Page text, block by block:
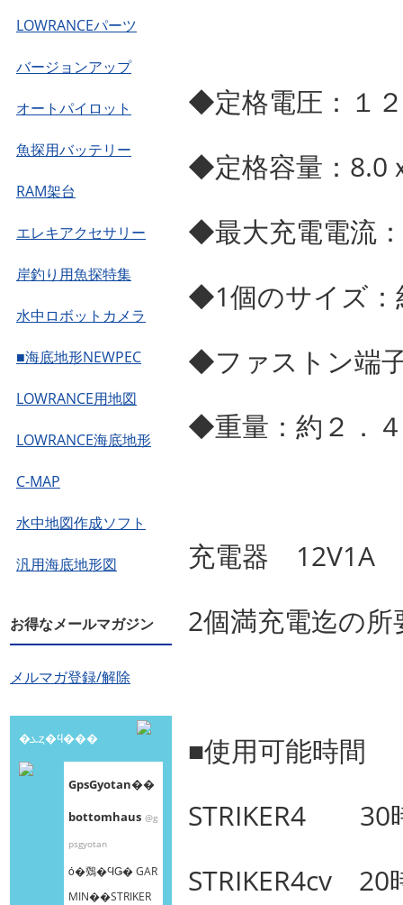
LOWRANCEパーツ
バージョンアップ
オートパイロット
魚探用バッテリー
RAM架台
エレキアクセサリー
岸釣り用魚探特集
水中ロボットカメラ
■海底地形NEWPEC
LOWRANCE用地図
LOWRANCE海底地形
C-MAP
水中地図作成ソフト
汎用海底地形図
お得なメールマガジン
メルマガ登録/解除
�ܥȥ�ϥ���
GpsGyotan��
bottomhaus @g
psgyotan
ȯ�䳫�ϤǤ� GAR
MIN��STRIKER
◆定格電圧：１
◆定格容量：8.0
◆最大充電電流
◆1個のサイズ：
◆ファストン端
◆重量：約２．
充電器 12V1A
2個満充電迄の
■使用可能時間
STRIKER4 30
STRIKER4cv 20